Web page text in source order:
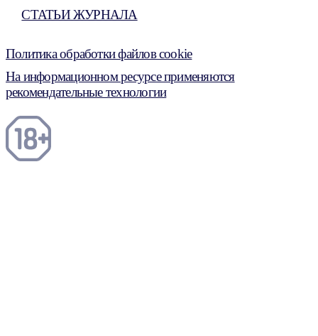
СТАТЬИ ЖУРНАЛА
Политика обработки файлов cookie
На информационном ресурсе применяются
рекомендательные технологии